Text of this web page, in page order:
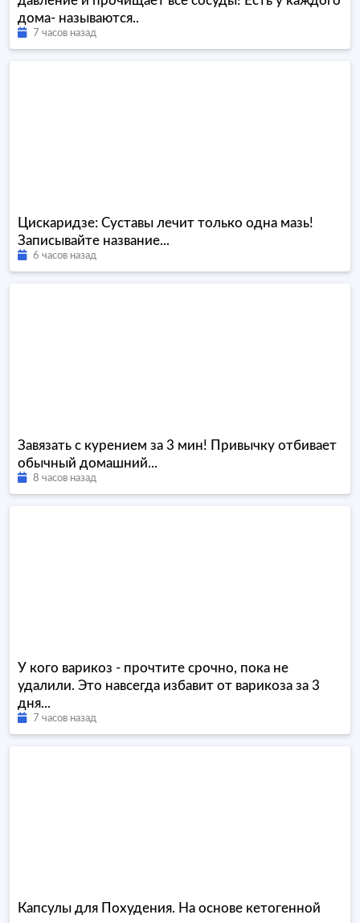
дома- называются..
7 часов назад
Цискаридзе: Суставы лечит только одна мазь!
Записывайте название...
6 часов назад
Завязать с курением за 3 мин! Привычку отбивает
обычный домашний...
8 часов назад
У кого варикоз - прочтите срочно, пока не
удалили. Это навсегда избавит от варикоза за 3
дня...
7 часов назад
Капсулы для Похудения. На основе кетогенной